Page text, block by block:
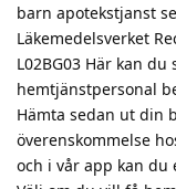
barn apotekstjanst
Läkemedelsverket
L02BG03 Här kan
hemtjänstpersonal
Hämta sedan ut din
överenskommelse
och i vår app kan du